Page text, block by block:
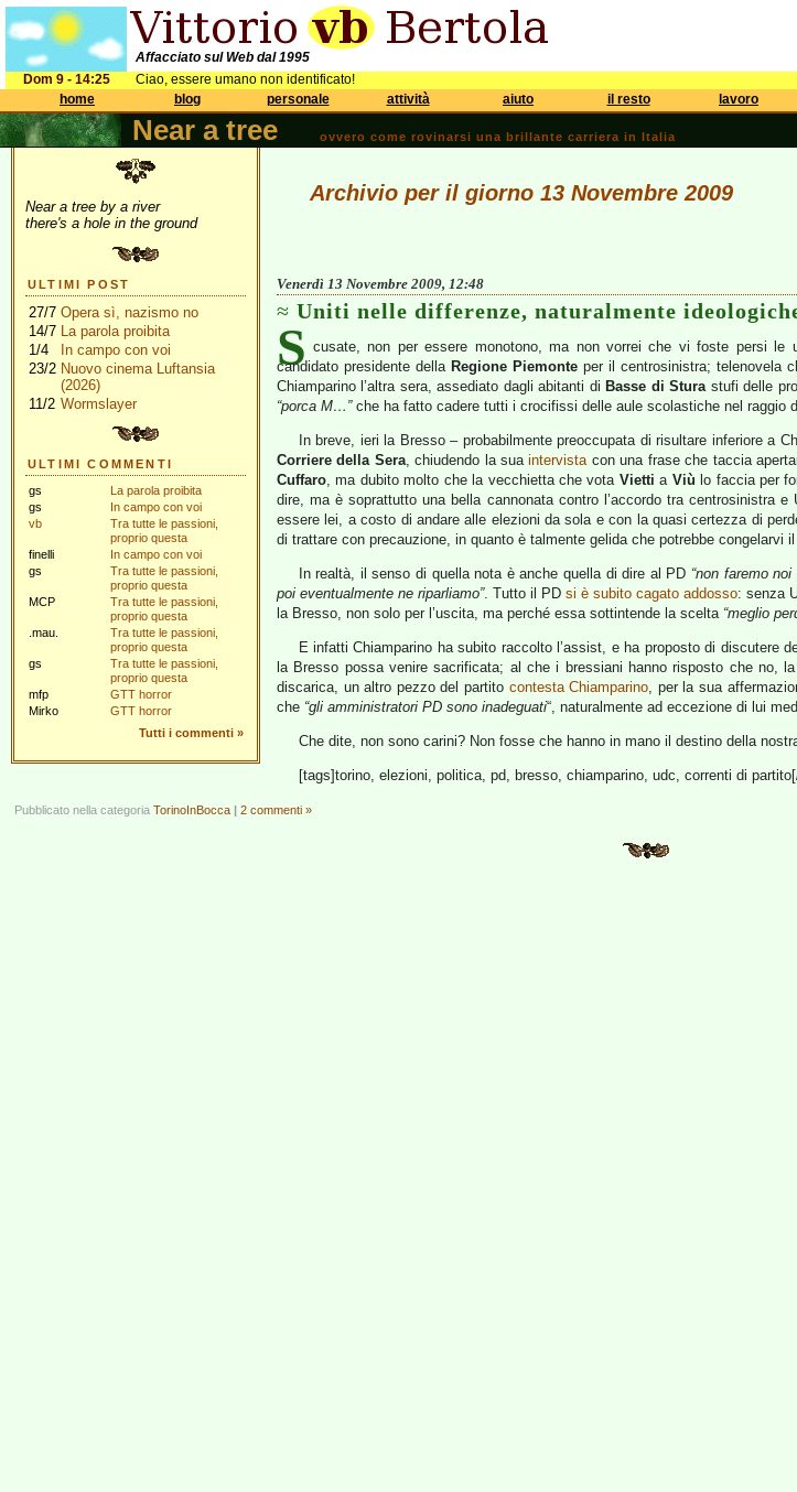
Affacciato sul Web dal 1995
Dom 9 - 14:25
Ciao, essere umano non identificato!
home
blog personale attività aiuto il resto lavoro
Near a tree ovvero come rovinarsi una brillante carriera in Italia
Near a tree by a river
there's a hole in the ground
ULTIMI POST
27/7 Opera sì, nazismo no
14/7 La parola proibita
1/4
In campo con voi
23/2 Nuovo cinema Luftansia
(2026)
11/2 Wormslayer
ULTIMI COMMENTI
gs
La parola proibita
gs
In campo con voi
vb
Tra tutte le passioni,
proprio questa
finelli
In campo con voi
gs
Tra tutte le passioni,
proprio questa
MCP
Tra tutte le passioni,
proprio questa
.mau.
Tra tutte le passioni,
proprio questa
gs
Tra tutte le passioni,
proprio questa
mfp
GTT horror
Mirko
GTT horror
Tutti i commenti »
Archivio per il giorno 13 Novembre 2009
Venerdì 13 Novembre 2009, 12:48
Uniti nelle differenze, naturalmente
S cusate, non per essere monotono, ma non vorrei che vi foste persi le
candidato presidente della Regione Piemonte per il centrosinistra; telenovela
Chiamparino l’altra sera, assediato dagli abitanti di Basse di Sturastufi delle
“porca M…”che ha fatto cadere tutti i crocifissi delle aule scolastiche nel raggio
In breve, ieri la Bresso – probabilmente preoccupata di risultare inferiore a
Corriere della Sera, chiudendo la suaintervistacon una frase che taccia
Cuffaro, ma dubito molto che la vecchietta che vota Vietti a Viù lo faccia per
dire, ma è soprattutto una bella cannonata contro l’accordo tra centrosinistra
essere lei, a costo di andare alle elezioni da sola e con la quasi certezza di
di trattare con precauzione, in quanto è talmente gelida che potrebbe congelarvi
In realtà, il senso di quella nota è anche quella di dire al PD “non faremo
poi eventualmente ne riparliamo”. Tutto il PD si è subito cagato addosso: senza
la Bresso, non solo per l’uscita, ma perché essa sottintende la scelta “meglio
E infatti Chiamparino ha subito raccolto l’assist, e ha proposto di discutere
la Bresso possa venire sacrificata; al che i bressiani hanno risposto che no,
discarica, un altro pezzo del partito contesta Chiamparino, per la sua
che “gli amministratori PD sono inadeguati“, naturalmente ad eccezione di lui
Che dite, non sono carini? Non fosse che hanno in mano il destino della
[tags]torino, elezioni, politica, pd, bresso, chiamparino, udc, correnti di
Pubblicato nella categoria TorinoInBocca | 2 commenti »